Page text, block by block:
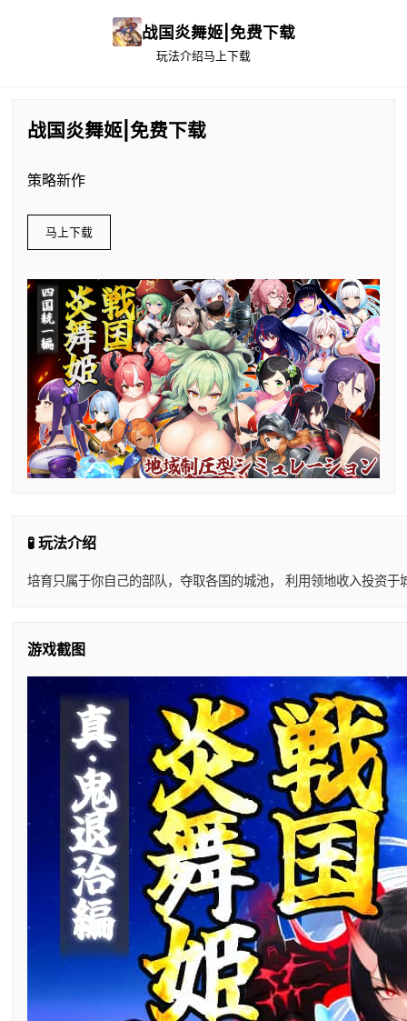
战国炎舞姬|免费下载
玩法介绍马上下载
战国炎舞姬|免费下载
策略新作
马上下载
🧪 玩法介绍
培育只属于你自己的部队，夺取各国的城池， 利用领地收入投资
游戏截图